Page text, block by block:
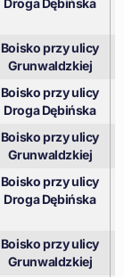
Droga Dębińska
Boisko przy ulicy
Grunwaldzkiej
Boisko przy ulicy
Droga Dębińska
Boisko przy ulicy
Grunwaldzkiej
Boisko przy ulicy
Droga Dębińska
Boisko przy ulicy
Grunwaldzkiej